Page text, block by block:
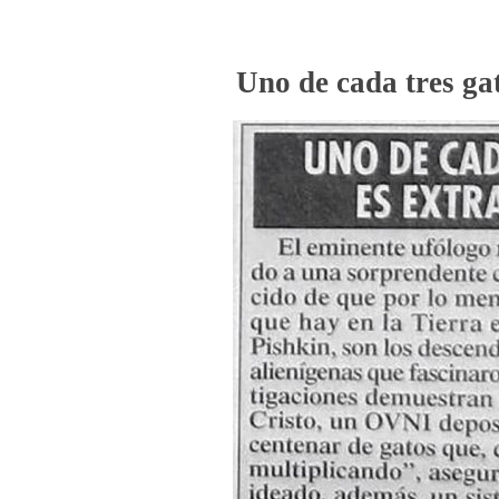
Uno de cada tres